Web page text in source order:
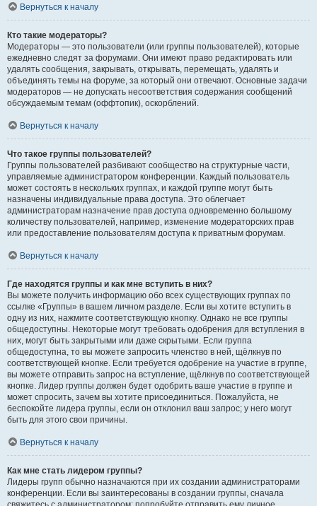
Вернуться к началу
Кто такие модераторы?
Модераторы — это пользователи (или группы пользователей), которые
ежедневно следят за форумами. Они имеют право редактировать или
удалять сообщения, закрывать, открывать, перемещать, удалять и
объединять темы на форуме, за который они отвечают. Основные задачи
модераторов — не допускать несоответствия содержания сообщений
обсуждаемым темам (оффтопик), оскорблений.
Вернуться к началу
Что такое группы пользователей?
Группы пользователей разбивают сообщество на структурные части,
управляемые администратором конференции. Каждый пользователь
может состоять в нескольких группах, и каждой группе могут быть
назначены индивидуальные права доступа. Это облегчает
администраторам назначение прав доступа одновременно большому
количеству пользователей, например, изменение модераторских прав
или предоставление пользователям доступа к приватным форумам.
Вернуться к началу
Где находятся группы и как мне вступить в них?
Вы можете получить информацию обо всех существующих группах по
ссылке «Группы» в вашем личном разделе. Если вы хотите вступить в
одну из них, нажмите соответствующую кнопку. Однако не все группы
общедоступны. Некоторые могут требовать одобрения для вступления в
них, могут быть закрытыми или даже скрытыми. Если группа
общедоступна, то вы можете запросить членство в ней, щёлкнув по
соответствующей кнопке. Если требуется одобрение на участие в группе,
вы можете отправить запрос на вступление, щёлкнув по соответствующей
кнопке. Лидер группы должен будет одобрить ваше участие в группе и
может спросить, зачем вы хотите присоединиться. Пожалуйста, не
беспокойте лидера группы, если он отклонил ваш запрос; у него могут
быть для этого свои причины.
Вернуться к началу
Как мне стать лидером группы?
Лидеры групп обычно назначаются при их создании администраторами
конференции. Если вы заинтересованы в создании группы, сначала